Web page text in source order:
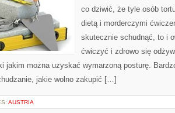
co dziwić, że tyle osób
dietą i morderczymi
skutecznie schudnąć, to i
ćwiczyć i zdrowo się
jakim można uzyskać wymarzoną posturę.
jakie wolno zakupić […]
AUSTRIA